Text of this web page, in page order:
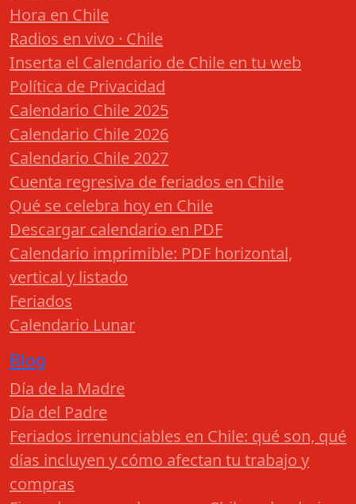
Hora en Chile
Radios en vivo · Chile
Inserta el Calendario de Chile en tu web
Política de Privacidad
Calendario Chile 2025
Calendario Chile 2026
Calendario Chile 2027
Cuenta regresiva de feriados en Chile
Qué se celebra hoy en Chile
Descargar calendario en PDF
Calendario imprimible: PDF horizontal,
vertical y listado
Feriados
Calendario Lunar
Blog
Día de la Madre
Día del Padre
Feriados irrenunciables en Chile: qué son, qué
días incluyen y cómo afectan tu trabajo y
compras